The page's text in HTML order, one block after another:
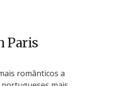
Paris
românticos a